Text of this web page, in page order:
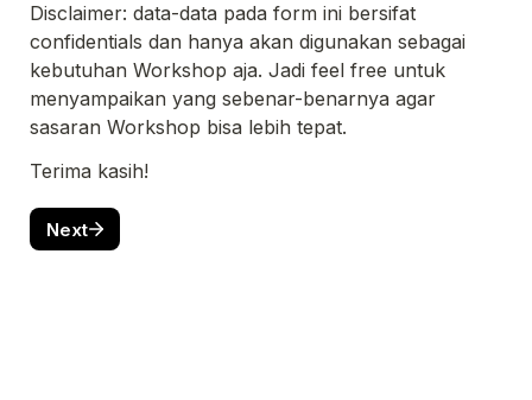
Disclaimer: data-data pada form ini bersifat
confidentials dan hanya akan digunakan sebagai
kebutuhan Workshop aja. Jadi feel free untuk
menyampaikan yang sebenar-benarnya agar
sasaran Workshop bisa lebih tepat.
Terima kasih!
Next